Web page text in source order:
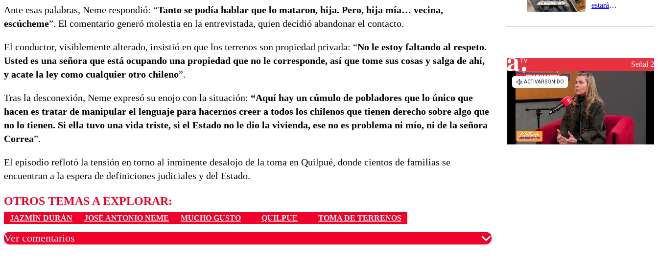
Ante esas palabras, Neme respondió: “Tanto se podía hablar que lo mataron, hija. Pero, hija mía… vecina,
escúcheme”. El comentario generó molestia en la entrevistada, quien decidió abandonar el contacto.
El conductor, visiblemente alterado, insistió en que los terrenos son propiedad privada: “No le estoy faltando al respeto.
Usted es una señora que está ocupando una propiedad que no le corresponde, así que tome sus cosas y salga de ahí,
y acate la ley como cualquier otro chileno”.
Tras la desconexión, Neme expresó su enojo con la situación: “Aquí hay un cúmulo de pobladores que lo único que
hacen es tratar de manipular el lenguaje para hacernos creer a todos los chilenos que tienen derecho sobre algo que
no lo tienen. Si ella tuvo una vida triste, si el Estado no le dio la vivienda, ese no es problema ni mío, ni de la señora
Correa”.
El episodio reflotó la tensión en torno al inminente desalojo de la toma en Quilpué, donde cientos de familias se
encuentran a la espera de definiciones judiciales y del Estado.
OTROS TEMAS A EXPLORAR:
JAZMÍN DURÁN JOSÉ ANTONIO NEME MUCHO GUSTO QUILPUE TOMA DE TERRENOS
Ver comentarios
estará
el fin de la
reconstrucciónSeñal 2